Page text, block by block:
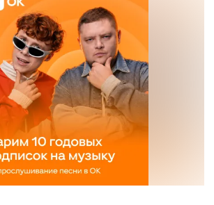
561066591379
580564903114
585837903433
подписку на сервис «Музыка без гр
группу
«Музыка ОК».
этой теме.
группы ПЕСНИ как можно
ok.ru/music/album/123004186686375
сделает, мы выберем десять самых
Они получат годовую
«Музыка без границ».
6 августа. Всем удачи!